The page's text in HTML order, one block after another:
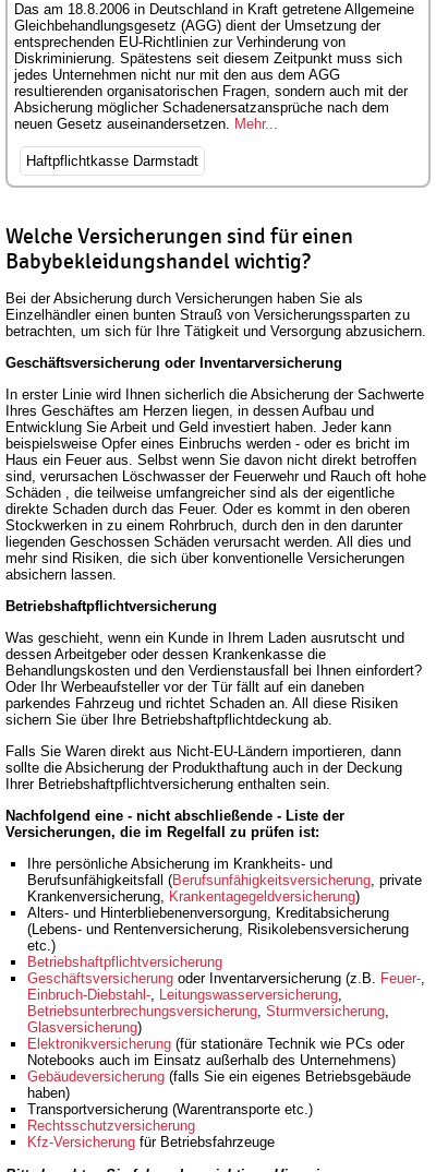
Das am 18.8.2006 in Deutschland in Kraft getretene Allgemeine
Gleichbehandlungsgesetz (AGG) dient der Umsetzung der
entsprechenden EU-Richtlinien zur Verhinderung von
Diskriminierung. Spätestens seit diesem Zeitpunkt muss sich
jedes Unternehmen nicht nur mit den aus dem AGG
resultierenden organisatorischen Fragen, sondern auch mit der
Absicherung möglicher Schadenersatzansprüche nach dem
neuen Gesetz auseinandersetzen. Mehr...
Haftpflichtkasse Darmstadt
Welche Versicherungen sind für einen
Babybekleidungshandel wichtig?
Bei der Absicherung durch Versicherungen haben Sie als
Einzelhändler einen bunten Strauß von Versicherungssparten zu
betrachten, um sich für Ihre Tätigkeit und Versorgung abzusichern.
Geschäftsversicherung oder Inventarversicherung
In erster Linie wird Ihnen sicherlich die Absicherung der Sachwerte
Ihres Geschäftes am Herzen liegen, in dessen Aufbau und
Entwicklung Sie Arbeit und Geld investiert haben. Jeder kann
beispielsweise Opfer eines Einbruchs werden - oder es bricht im
Haus ein Feuer aus. Selbst wenn Sie davon nicht direkt betroffen
sind, verursachen Löschwasser der Feuerwehr und Rauch oft hohe
Schäden , die teilweise umfangreicher sind als der eigentliche
direkte Schaden durch das Feuer. Oder es kommt in den oberen
Stockwerken in zu einem Rohrbruch, durch den in den darunter
liegenden Geschossen Schäden verursacht werden. All dies und
mehr sind Risiken, die sich über konventionelle Versicherungen
absichern lassen.
Betriebshaftpflichtversicherung
Was geschieht, wenn ein Kunde in Ihrem Laden ausrutscht und
dessen Arbeitgeber oder dessen Krankenkasse die
Behandlungskosten und den Verdienstausfall bei Ihnen einfordert?
Oder Ihr Werbeaufsteller vor der Tür fällt auf ein daneben
parkendes Fahrzeug und richtet Schaden an. All diese Risiken
sichern Sie über Ihre Betriebshaftpflichtdeckung ab.
Falls Sie Waren direkt aus Nicht-EU-Ländern importieren, dann
sollte die Absicherung der Produkthaftung auch in der Deckung
Ihrer Betriebshaftpflichtversicherung enthalten sein.
Nachfolgend eine - nicht abschließende - Liste der
Versicherungen, die im Regelfall zu prüfen ist:
Ihre persönliche Absicherung im Krankheits- und
Berufsunfähigkeitsfall (Berufsunfähigkeitsversicherung, private
Krankenversicherung, Krankentagegeldversicherung)
Alters- und Hinterbliebenenversorgung, Kreditabsicherung
(Lebens- und Rentenversicherung, Risikolebensversicherung
etc.)
Betriebshaftpflichtversicherung
Geschäftsversicherung oder Inventarversicherung (z.B. Feuer-,
Einbruch-Diebstahl-, Leitungswasserversicherung,
Betriebsunterbrechungsversicherung, Sturmversicherung,
Glasversicherung)
Elektronikversicherung (für stationäre Technik wie PCs oder
Notebooks auch im Einsatz außerhalb des Unternehmens)
Gebäudeversicherung (falls Sie ein eigenes Betriebsgebäude
haben)
Transportversicherung (Warentransporte etc.)
Rechtsschutzversicherung
Kfz-Versicherung für Betriebsfahrzeuge